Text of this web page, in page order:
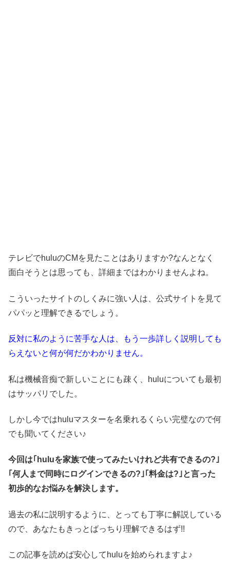
テレビでhuluのCMを見たことはありますか?なんとなく
面白そうとは思っても、詳細まではわかりませんよね。
こういったサイトのしくみに強い人は、公式サイトを見て
パパッと理解できるでしょう。
反対に私のように苦手な人は、もう一歩詳しく説明しても
らえないと何が何だかわかりません。
私は機械音痴で新しいことにも疎く、huluについても最初
はサッパリでした。
しかし今ではhuluマスターを名乗れるくらい完璧なので何
でも聞いてください♪
今回は｢huluを家族で使ってみたいけれど共有できるの?｣
｢何人まで同時にログインできるの?｣｢料金は?｣と言った
初歩的なお悩みを解決します。
過去の私に説明するように、とっても丁寧に解説している
ので、あなたもきっとばっちり理解できるはず!!
この記事を読めば安心してhuluを始められますよ♪